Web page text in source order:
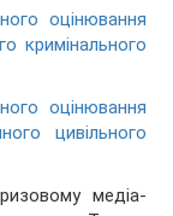
оцінювання
кримінального
оцінювання
цивільного
медіа-